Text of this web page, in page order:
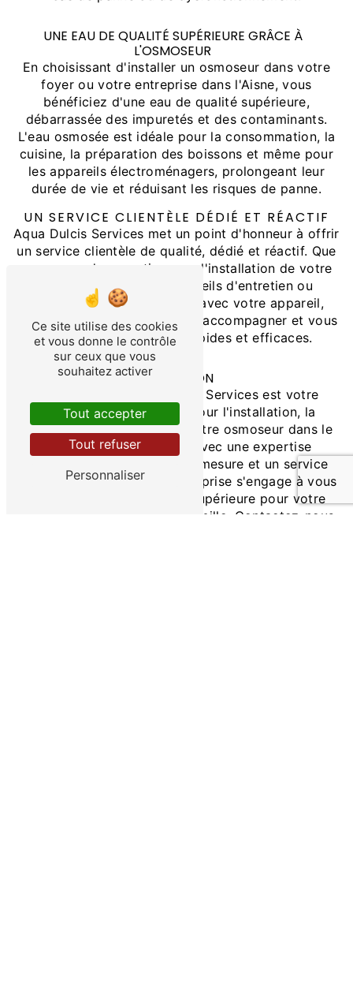
UNE EAU DE QUALITÉ SUPÉRIEURE GRÂCE À
L'OSMOSEUR
En choisissant d'installer un osmoseur dans votre
foyer ou votre entreprise dans l'Aisne, vous
bénéficiez d'une eau de qualité supérieure,
débarrassée des impuretés et des contaminants.
L'eau osmosée est idéale pour la consommation, la
cuisine, la préparation des boissons et même pour
les appareils électroménagers, prolongeant leur
durée de vie et réduisant les risques de panne.
UN SERVICE CLIENTÈLE DÉDIÉ ET RÉACTIF
Aqua Dulcis Services met un point d'honneur à offrir
un service clientèle de qualité, dédié et réactif. Que
vous ayez des questions sur l'installation de votre
osmoseur, besoin de conseils d'entretien ou
rencontriez des problèmes avec votre appareil,
notre équipe est là pour vous accompagner et vous
apporter des solutions rapides et efficaces.
CONCLUSION
En conclusion, Aqua Dulcis Services est votre
partenaire de confiance pour l'installation, la
maintenance et le suivi de votre osmoseur dans le
département de l'Aisne. Avec une expertise
reconnue, des solutions sur mesure et un service
clientèle irréprochable, l'entreprise s'engage à vous
fournir une eau de qualité supérieure pour votre
bien-être et celui de votre famille. Contactez-nous
Ce site utilise des cookies
et vous donne le contrôle
sur ceux que vous
souhaitez activer
Tout accepter
Tout refuser
Personnaliser